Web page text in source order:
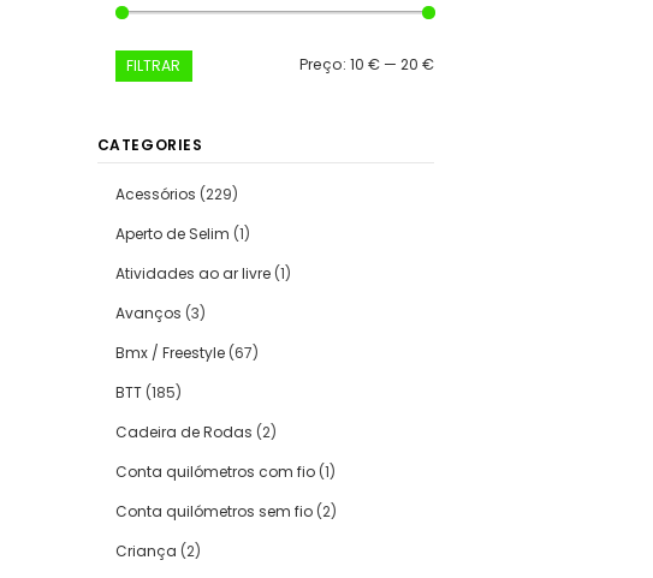
Preço
Preço
FILTRAR Preço:10 € —20 €
CATEGORIES
Acessórios (229)
Aperto de Selim (1)
Atividades ao ar livre (1)
Avanços (3)
Bmx / Freestyle (67)
BTT (185)
Cadeira de Rodas (2)
Conta quilómetros com fio (1)
Conta quilómetros sem fio (2)
Criança (2)